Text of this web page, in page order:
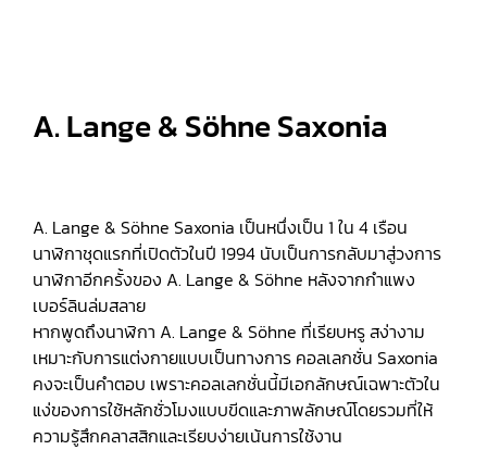
A. Lange & Söhne Saxonia
A. Lange & Söhne Saxonia เป็นหนึ่งเป็น 1 ใน 4 เรือน
นาฬิกาชุดแรกที่เปิดตัวในปี 1994 นับเป็นการกลับมาสู่วงการ
นาฬิกาอีกครั้งของ A. Lange & Söhne หลังจากกำแพง
เบอร์ลินล่มสลาย
หากพูดถึงนาฬิกา A. Lange & Söhne ที่เรียบหรู สง่างาม
เหมาะกับการแต่งกายแบบเป็นทางการ คอลเลกชั่น Saxonia
คงจะเป็นคำตอบ เพราะคอลเลกชั่นนี้มีเอกลักษณ์เฉพาะตัวใน
แง่ของการใช้หลักชั่วโมงแบบขีดและภาพลักษณ์โดยรวมที่ให้
ความรู้สึกคลาสสิกและเรียบง่ายเน้นการใช้งาน